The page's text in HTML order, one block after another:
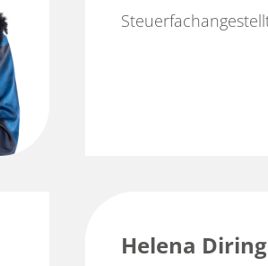
Helena Diring